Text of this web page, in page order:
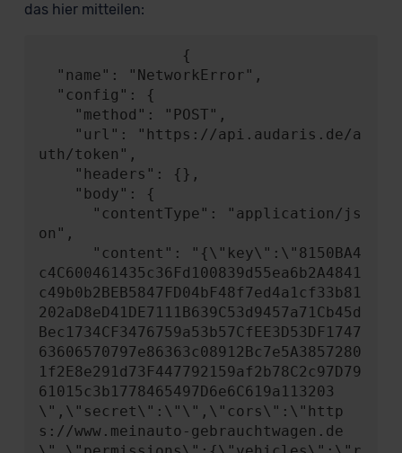
das hier mitteilen:
uth/token",
on",
c4C600461435c36Fd100839d55ea6b2A4841
c49b0b2BEB5847FD04bF48f7ed4a1cf33b81
202aD8eD41DE7111B639C53d9457a71Cb45d
Bec1734CF3476759a53b57CfEE3D53DF1747
63606570797e86363c08912Bc7e5A3857280
1f2E8e291d73F447792159af2b78C2c97D79
61015c3b1778465497D6e6C619a113203
\",\"secret\":\"\",\"cors\":\"http
s://www.meinauto-gebrauchtwagen.de